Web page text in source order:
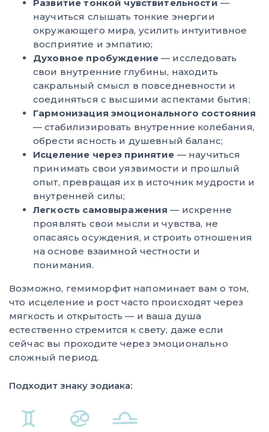
Развитие тонкой чувствительности —
научиться слышать тонкие энергии
окружающего мира, усилить интуитивное
восприятие и эмпатию;
Духовное пробуждение — исследовать
свои внутренние глубины, находить
сакральный смысл в повседневности и
соединяться с высшими аспектами бытия;
Гармонизация эмоционального состояния
— стабилизировать внутренние колебания,
обрести ясность и душевный баланс;
Исцеление через принятие — научиться
принимать свои уязвимости и прошлый
опыт, превращая их в источник мудрости и
внутренней силы;
Легкость самовыражения — искренне
проявлять свои мысли и чувства, не
опасаясь осуждения, и строить отношения
на основе взаимной честности и
понимания.
Возможно, гемиморфит напоминает вам о том,
что исцеление и рост часто происходят через
мягкость и открытость — и ваша душа
естественно стремится к свету, даже если
сейчас вы проходите через эмоционально
сложный период.
Подходит знаку зодиака: